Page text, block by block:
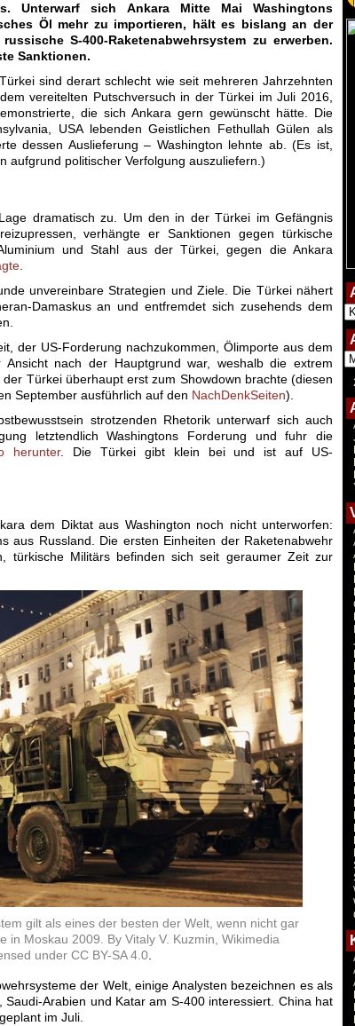
Unterwarf sich Ankara Mitte Mai Washingtons
Öl mehr zu importieren, hält es bislang an der
S-400-Raketenabwehrsystem zu erwerben.
Sanktionen.
sind derart schlecht wie seit mehreren Jahrzehnten
vereitelten Putschversuch in der Türkei im Juli 2016,
die sich Ankara gern gewünscht hätte. Die
USA lebenden Geistlichen Fethullah Gülen als
dessen Auslieferung – Washington lehnte ab. (Es ist,
aufgrund politischer Verfolgung auszuliefern.)
dramatisch zu. Um den in der Türkei im Gefängnis
verhängte er Sanktionen gegen türkische
und Stahl aus der Türkei, gegen die Ankara
unvereinbare Strategien und Ziele. Die Türkei nähert
Damaskus an und entfremdet sich zusehends dem
der US-Forderung nachzukommen, Ölimporte aus dem
nach der Hauptgrund war, weshalb die extrem
Türkei überhaupt erst zum Showdown brachte (diesen
September ausführlich auf den NachDenkSeiten).
strotzenden Rhetorik unterwarf sich auch
letztendlich Washingtons Forderung und fuhr die
herunter. Die Türkei gibt klein bei und ist auf US-
dem Diktat aus Washington noch nicht unterworfen:
aus Russland. Die ersten Einheiten der Raketenabwehr
türkische Militärs befinden sich seit geraumer Zeit zur
gilt als eines der besten der Welt, wenn nicht gar
in Moskau 2009. By Vitaly V. Kuzmin, Wikimedia
under CC BY-SA 4.0.
der Welt, einige Analysten bezeichnen es als
Arabien und Katar am S-400 interessiert. China hat
im Juli.